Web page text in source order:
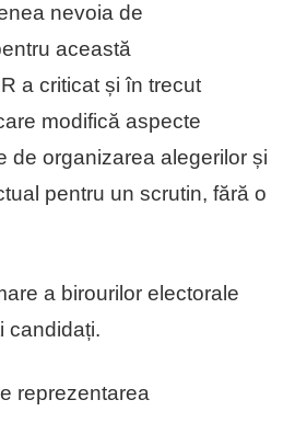
nevoia de
această
a criticat și în trecut
modifică aspecte
de organizarea alegerilor și
pentru un scrutin, fără o
a birourilor electorale
candidați.
reprezentarea